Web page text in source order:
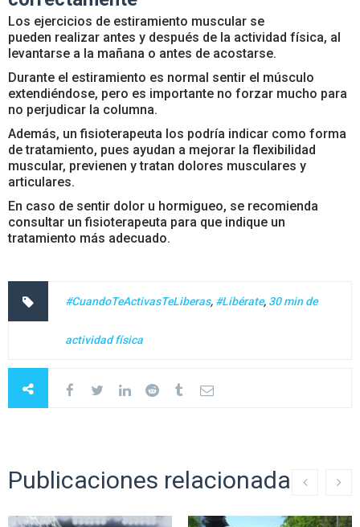
Los ejercicios de estiramiento muscular se
pueden realizar antes y después de la actividad física, al
levantarse a la mañana o antes de acostarse.
Durante el estiramiento es normal sentir el músculo
extendiéndose, pero es importante no forzar mucho para
no perjudicar la columna.
Además, un fisioterapeuta los podría indicar como forma
de tratamiento, pues ayudan a mejorar la flexibilidad
muscular, previenen y tratan dolores musculares y
articulares.
En caso de sentir dolor u hormigueo, se recomienda
consultar un fisioterapeuta para que indique un
tratamiento más adecuado.
#CuandoTeActivasTeLiberas, #Libérate, 30 min de
actividad física
Publicaciones relacionadas